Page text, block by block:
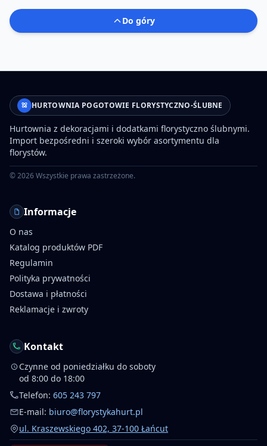
Do góry
HURTOWNIA POGOTOWIE FLORYSTYCZNO-ŚLUBNE
Hurtownia z dekoracjami i dodatkami florystyczno ślubnymi.
Import bezpośredni i szeroki wybór asortymentu dla
florystów.
©2026Wszystkie prawa zastrzeżone.
Informacje
O nas
Katalog produktów PDF
Regulamin
Polityka prywatności
Dostawa i płatności
Reklamacje i zwroty
Kontakt
Czynne od poniedziałku do soboty
od 8:00 do 18:00
Telefon: 605 243 797
E-mail: biuro@florystykahurt.pl
ul. Kraszewskiego 402, 37-100 Łańcut